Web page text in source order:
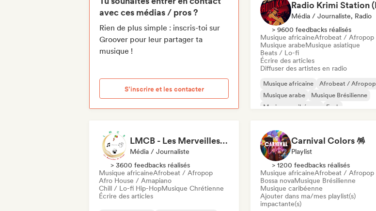
avec ces médias / pros ?
Rien de plus simple : inscris-toi sur
Groover pour leur partager ta
musique !
S’inscrire et les contacter
Média / Journaliste, Radio
> 9600 feedbacks réalisés
Musique africaineAfrobeat / Afropop
Musique arabeMusique asiatique
Beats / Lo-fi
Écrire des articles
Diffuser des artistes en radio
Musique africaine
Afrobeat / Afropop
Musique arabe
Musique Brésilienne
Musique caribéenne
Funk
LMCB - Les Merveilles du Congo 🇨🇬
Média / Journaliste
> 3600 feedbacks réalisés
Musique africaineAfrobeat / Afropop
Afro House / Amapiano
Chill / Lo-fi Hip-HopMusique Chrétienne
Écrire des articles
Carnival Colors 🪅
Playlist
> 1200 feedbacks réalisés
Musique africaineAfrobeat / Afropop
Bossa novaMusique Brésilienne
Musique caribéenne
Ajouter dans ma/mes playlist(s)
impactante(s)